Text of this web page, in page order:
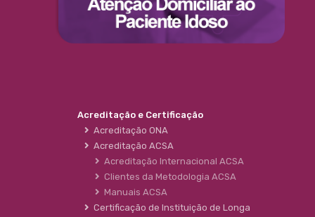
Acreditação e Certificação
Acreditação ONA
Acreditação ACSA
Acreditação Internacional ACSA
Clientes da Metodologia ACSA
Manuais ACSA
Certificação de Instituição de Longa